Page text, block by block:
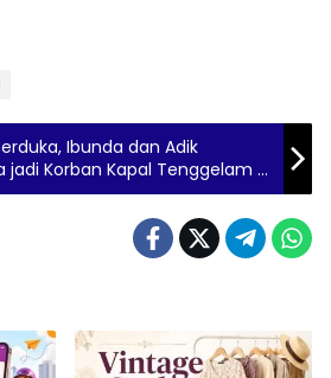
Ibunda dan Adik
jadi Korban Kapal Tenggelam di